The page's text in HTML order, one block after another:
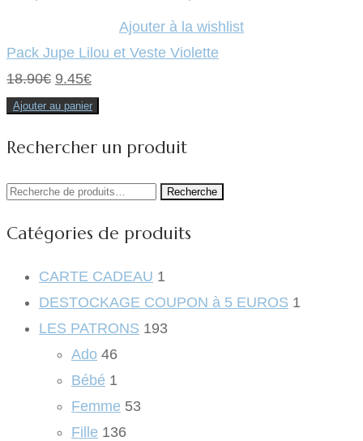
Ajouter à la wishlist
Pack Jupe Lilou et Veste Violette
18.90€ Le
prix
était :
18.90€.
9.45€Le
prix
est :
9.45€.
Ajouter au panier
Rechercher un produit
Recherche
Recherche
Catégories de produits
CARTE CADEAU 1
DESTOCKAGE COUPON à 5 EUROS 1
LES PATRONS 193
Ado 46
Bébé 1
Femme 53
Fille 136